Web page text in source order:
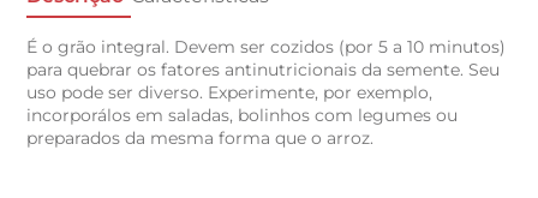
É o grão integral. Devem ser cozidos (por 5 a 10 minutos)
para quebrar os fatores antinutricionais da semente. Seu
uso pode ser diverso. Experimente, por exemplo,
incorporálos em saladas, bolinhos com legumes ou
preparados da mesma forma que o arroz.